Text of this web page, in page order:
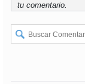
soyvaldivia
tu comentario.